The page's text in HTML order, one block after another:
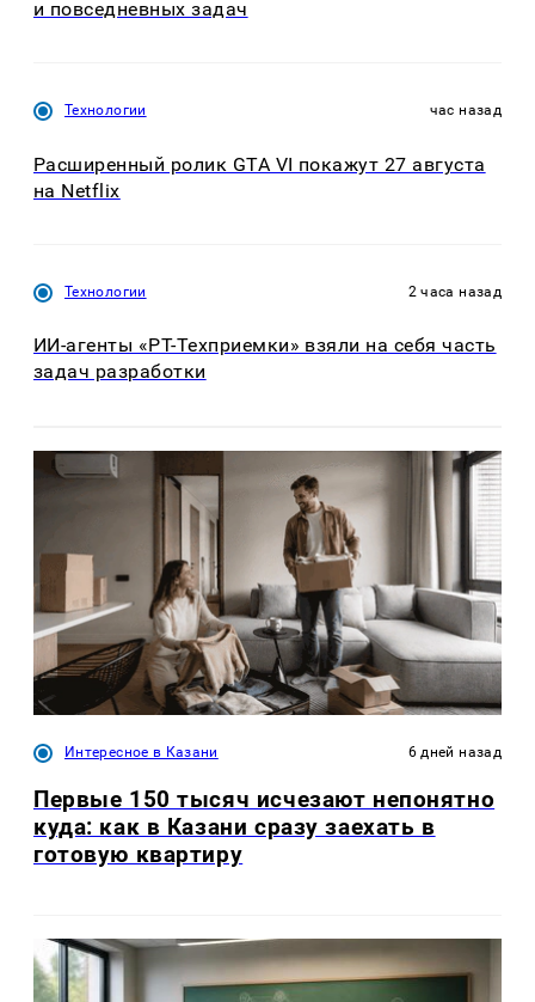
и повседневных задач
Технологии час назад
Расширенный ролик GTA VI покажут 27 августа
на Netflix
Технологии 2 часа назад
ИИ-агенты «РТ-Техприемки» взяли на себя часть
задач разработки
Интересное в Казани 6 дней назад
Первые 150 тысяч исчезают непонятно
куда: как в Казани сразу заехать в
готовую квартиру